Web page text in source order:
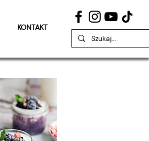
KONTAKT